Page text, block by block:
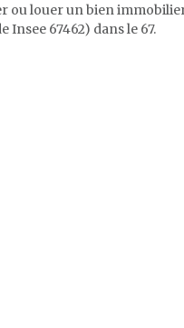
ou louer un bien
Insee 67462) dans le 67.